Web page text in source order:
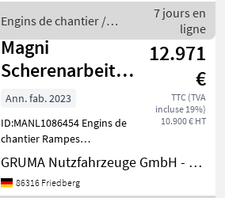
Engins de chantier /
Magni
7 jours en
ligne
Magni
Scherenarbeitsbühne
ES0807AC
12.971
€
TTC (TVA
incluse 19%)
10.900 € HT
Ann. fab. 2023
ID:MANL1086454 Engins de
chantier Rampes
hydrauliques
GRUMA Nutzfahrzeuge GmbH - Staplertechnik
86316 Friedberg